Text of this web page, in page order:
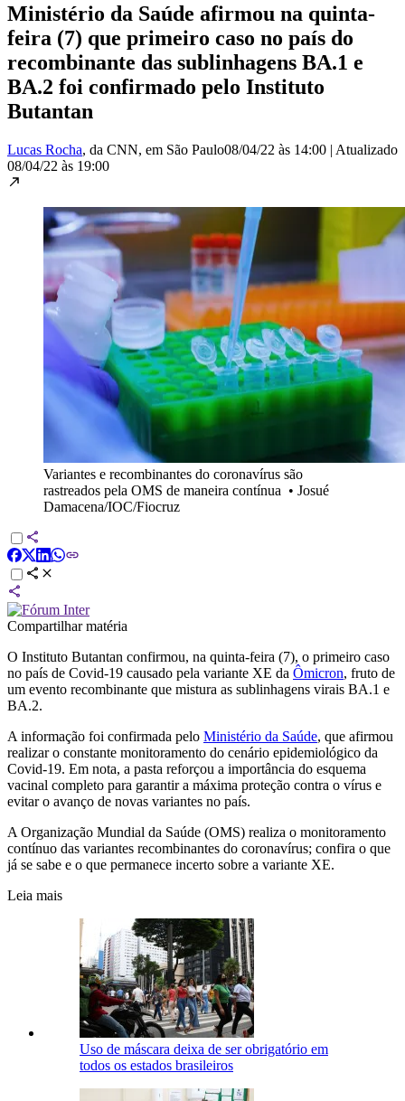
Ministério da Saúde afirmou na quinta-
feira (7) que primeiro caso no país do
recombinante das sublinhagens BA.1 e
BA.2 foi confirmado pelo Instituto
Butantan
Lucas Rocha, da CNN, em São Paulo08/04/22 às 14:00 | Atualizado
08/04/22 às 19:00
Variantes e recombinantes do coronavírus são
rastreados pela OMS de maneira contínua • Josué
Damacena/IOC/Fiocruz
Compartilhar matéria
O Instituto Butantan confirmou, na quinta-feira (7), o primeiro caso
no país de Covid-19 causado pela variante XE da Ômicron, fruto de
um evento recombinante que mistura as sublinhagens virais BA.1 e
BA.2.
A informação foi confirmada pelo Ministério da Saúde, que afirmou
realizar o constante monitoramento do cenário epidemiológico da
Covid-19. Em nota, a pasta reforçou a importância do esquema
vacinal completo para garantir a máxima proteção contra o vírus e
evitar o avanço de novas variantes no país.
A Organização Mundial da Saúde (OMS) realiza o monitoramento
contínuo das variantes recombinantes do coronavírus; confira o que
já se sabe e o que permanece incerto sobre a variante XE.
Leia mais
Uso de máscara deixa de ser obrigatório em
todos os estados brasileiros